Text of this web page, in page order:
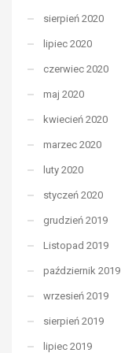
sierpień 2020
lipiec 2020
czerwiec 2020
maj 2020
kwiecień 2020
marzec 2020
luty 2020
styczeń 2020
grudzień 2019
Listopad 2019
październik 2019
wrzesień 2019
sierpień 2019
lipiec 2019